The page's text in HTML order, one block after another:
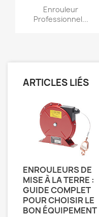
Aperçu rapide
Enrouleur
Professionnel...
ARTICLES LIÉS
ENROULEURS DE
MISE À LA TERRE :
GUIDE COMPLET
POUR CHOISIR LE
BON ÉQUIPEMENT